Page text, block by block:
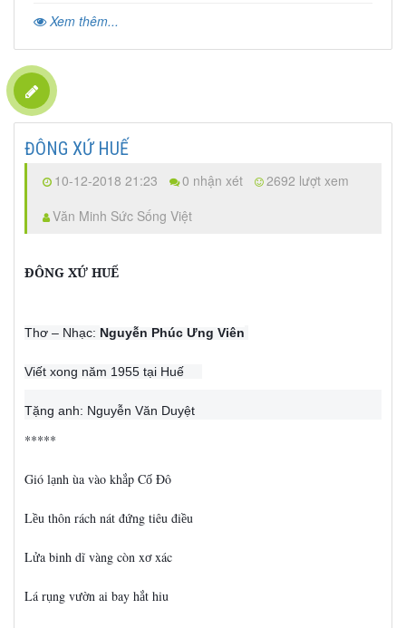
Xem thêm...
ĐÔNG XỨ HUẾ
10-12-2018 21:23 0 nhận xét
2692 lượt xem
Văn Minh Sức Sống Việt
ĐÔNG XỨ HUẾ
Thơ – Nhạc:Nguyễn Phúc Ưng Viên
Viết xong năm 1955 tại Huế
Tặng anh: Nguyễn Văn Duyệt
*****
Gió lạnh ùa vào khắp Cố Đô
Lều thôn rách nát đứngtiêu điều
Lửa binh dĩ vàng còn xơxác
Lá rụng vườn ai bay hắt hiu